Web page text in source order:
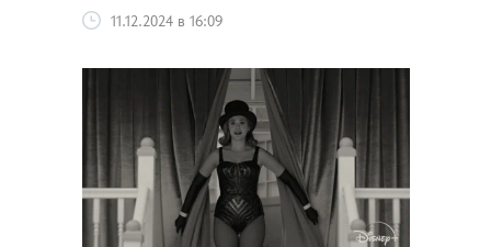
11.12.2024 в 16:09